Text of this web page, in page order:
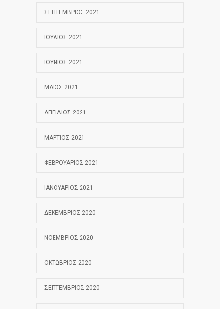
ΣΕΠΤΈΜΒΡΙΟΣ 2021
ΙΟΎΛΙΟΣ 2021
ΙΟΎΝΙΟΣ 2021
ΜΆΙΟΣ 2021
ΑΠΡΊΛΙΟΣ 2021
ΜΆΡΤΙΟΣ 2021
ΦΕΒΡΟΥΆΡΙΟΣ 2021
ΙΑΝΟΥΆΡΙΟΣ 2021
ΔΕΚΈΜΒΡΙΟΣ 2020
ΝΟΈΜΒΡΙΟΣ 2020
ΟΚΤΏΒΡΙΟΣ 2020
ΣΕΠΤΈΜΒΡΙΟΣ 2020